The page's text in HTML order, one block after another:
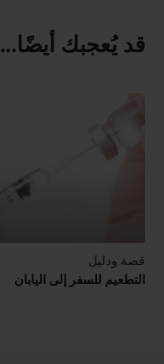
قد يُعجبك أيضًا...
قصة ودليل
التطعيم للسفر إلى اليابان